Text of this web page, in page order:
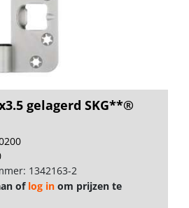
gelagerd SKG**®
1342163-2
of log in om prijzen te